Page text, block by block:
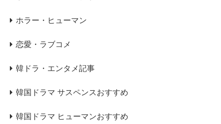
ホラー・ヒューマン
恋愛・ラブコメ
韓ドラ・エンタメ記事
韓国ドラマ サスペンスおすすめ
韓国ドラマ ヒューマンおすすめ